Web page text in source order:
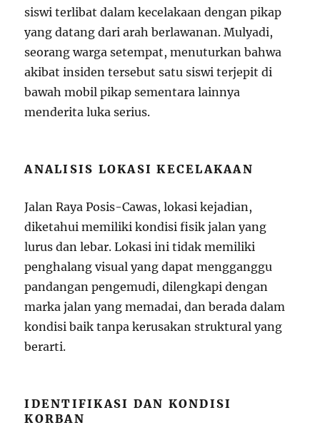
siswi terlibat dalam kecelakaan dengan pikap
yang datang dari arah berlawanan. Mulyadi,
seorang warga setempat, menuturkan bahwa
akibat insiden tersebut satu siswi terjepit di
bawah mobil pikap sementara lainnya
menderita luka serius.
ANALISIS LOKASI KECELAKAAN
Jalan Raya Posis-Cawas, lokasi kejadian,
diketahui memiliki kondisi fisik jalan yang
lurus dan lebar. Lokasi ini tidak memiliki
penghalang visual yang dapat mengganggu
pandangan pengemudi, dilengkapi dengan
marka jalan yang memadai, dan berada dalam
kondisi baik tanpa kerusakan struktural yang
berarti.
IDENTIFIKASI DAN KONDISI
KORBAN